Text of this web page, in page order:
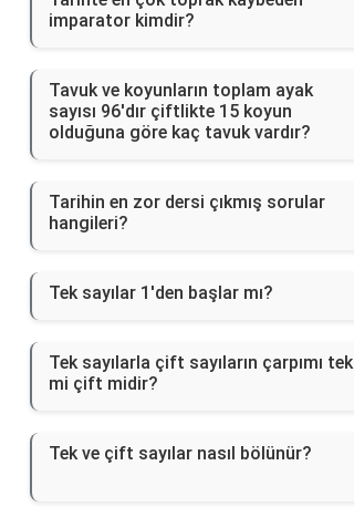
imparator kimdir?
Tavuk ve koyunların toplam ayak
sayısı 96'dır çiftlikte 15 koyun
olduğuna göre kaç tavuk vardır?
Tarihin en zor dersi çıkmış sorular
hangileri?
Tek sayılar 1'den başlar mı?
Tek sayılarla çift sayıların çarpımı tek
mi çift midir?
Tek ve çift sayılar nasıl bölünür?